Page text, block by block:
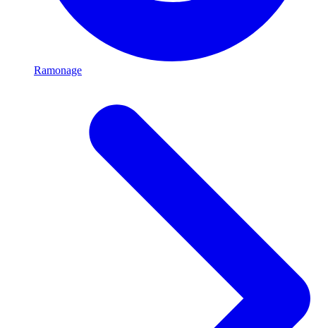
Ramonage